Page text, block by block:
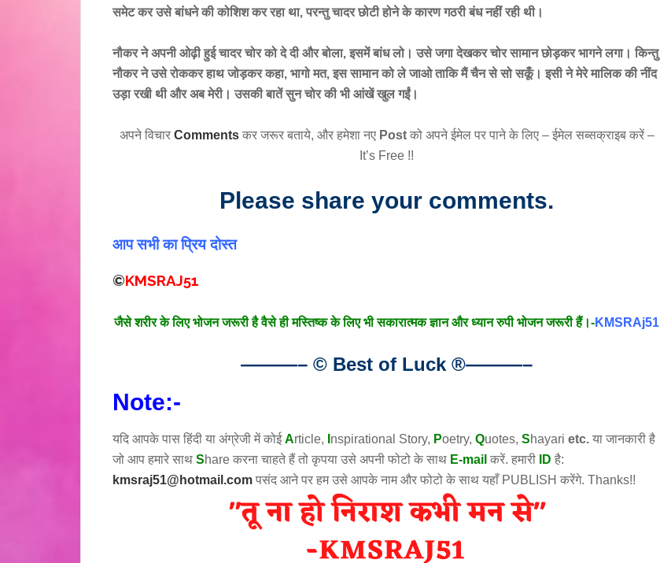
समेट कर उसे बांधने की कोशिश कर रहा था, परन्तु चादर छोटी होने के कारण गठरी बंध नहीं रही थी।
नौकर ने अपनी ओढ़ी हुई चादर चोर को दे दी और बोला, इसमें बांध लो। उसे जगा देखकर चोर सामान छोड़कर भागने लगा। किन्तु
नौकर ने उसे रोककर हाथ जोड़कर कहा, भागो मत, इस सामान को ले जाओ ताकि मैं चैन से सो सकूँ। इसी ने मेरे मालिक की नींद
उड़ा रखी थी और अब मेरी। उसकी बातें सुन चोर की भी आंखें खुल गईं।
अपने विचार Commentsकर जरूर बताये, और हमेशा नए Postको अपने ईमेल पर पाने के लिए – ईमेल सब्सक्राइब करें –
It’s Free !!
Please share your comments.
आप सभी का प्रिय दोस्त
©KMSRAJ51
जैसे शरीर के लिए भोजन जरूरी है वैसे ही मस्तिष्क के लिए भी सकारात्मक ज्ञान और ध्यान रुपी भोजन जरूरी हैं।-KMSRAj51
———– © Best of Luck ®———–
Note:-
यदि आपके पास हिंदी या अंग्रेजी में कोईArticle, nspirational Story, Poetry, Quotes, Shayari etc. या जानकारी है
जो आप हमारे साथ Share करना चाहते हैं तो कृपया उसे अपनी फोटो के साथ E-mail करें. हमारी ID है:
kmsraj51@hotmail.com पसंद आने पर हम उसे आपके नाम और फोटो के साथ यहाँ PUBLISH करेंगे. Thanks!!